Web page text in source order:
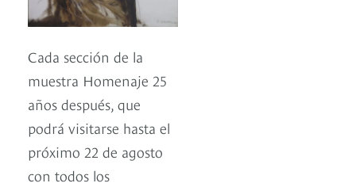
Cada sección de la
muestra Homenaje 25
años después, que
podrá visitarse hasta el
próximo 22 de agosto
con todos los